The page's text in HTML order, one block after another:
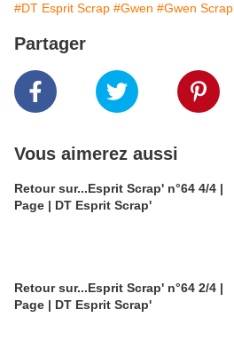
#DT Esprit Scrap #Gwen #Gwen Scrap
Partager
Vous aimerez aussi
Retour sur...Esprit Scrap' n°64 4/4 |
Page | DT Esprit Scrap'
Retour sur...Esprit Scrap' n°64 2/4 |
Page | DT Esprit Scrap'